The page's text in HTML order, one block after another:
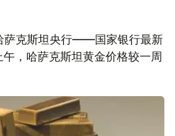
萨克斯坦央行——国家银行最新
，哈萨克斯坦黄金价格较一周